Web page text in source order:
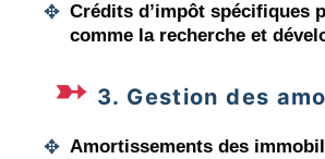
Crédits d’impôt spécifiques
comme la recherche et
3. Gestion des
Amortissements des